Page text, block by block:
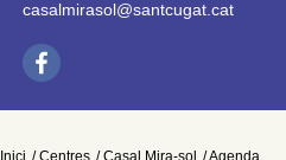
casalmirasol@santcugat.cat
Inici Centres Casal Mira-sol Agenda